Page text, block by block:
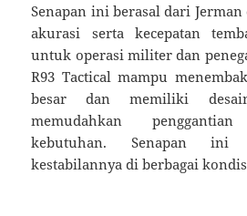
Senapan ini berasal dari
akurasi serta kecepatan
untuk operasi militer dan
R93 Tactical mampu
besar dan memiliki
memudahkan
kebutuhan. Senapan ini
kestabilannya di berbagai